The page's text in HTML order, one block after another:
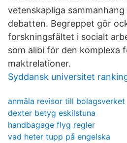
vetenskapliga
debatten. Begreppet gör
forskningsfältet i socialt
som alibi för den komplexa
maktrelationer.
Syddansk universitet
anmäla revisor till bolagsverket
dexter betyg eskilstuna
handbagage flyg regler
vad heter tupp på engelska